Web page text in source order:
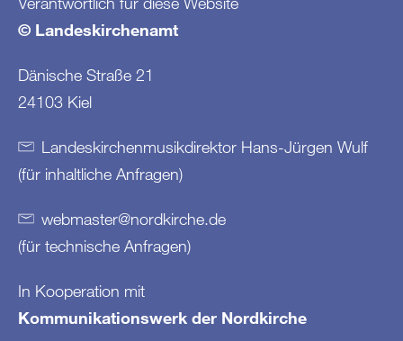
© Landeskirchenamt
Dänische Straße 21
24103 Kiel
Landeskirchenmusikdirektor Hans-Jürgen Wulf
(für inhaltliche Anfragen)
webmaster@nordkirche.de
(für technische Anfragen)
In Kooperation mit
Kommunikationswerk der Nordkirche